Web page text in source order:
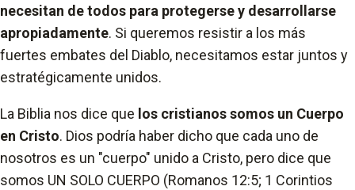
necesitan de todos para protegerse y desarrollarse
apropiadamente. Si queremos resistir a los más
fuertes embates del Diablo, necesitamos estar juntos y
estratégicamente unidos.
La Biblia nos dice que los cristianos somos un Cuerpo
en Cristo. Dios podría haber dicho que cada uno de
nosotros es un "cuerpo" unido a Cristo, pero dice que
somos UN SOLO CUERPO (Romanos 12:5; 1 Corintios